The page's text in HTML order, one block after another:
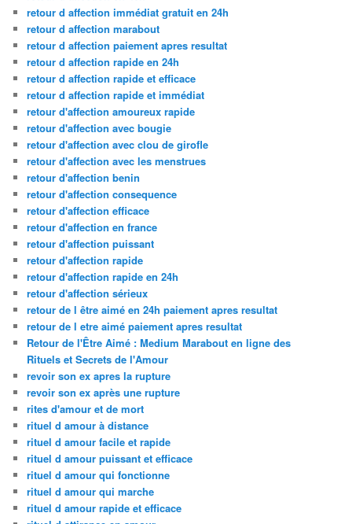
retour d affection immédiat gratuit en 24h
retour d affection marabout
retour d affection paiement apres resultat
retour d affection rapide en 24h
retour d affection rapide et efficace
retour d affection rapide et immédiat
retour d'affection amoureux rapide
retour d'affection avec bougie
retour d'affection avec clou de girofle
retour d'affection avec les menstrues
retour d'affection benin
retour d'affection consequence
retour d'affection efficace
retour d'affection en france
retour d'affection puissant
retour d'affection rapide
retour d'affection rapide en 24h
retour d'affection sérieux
retour de l être aimé en 24h paiement apres resultat
retour de l etre aimé paiement apres resultat
Retour de l'Être Aimé : Medium Marabout en ligne des
Rituels et Secrets de l'Amour
revoir son ex apres la rupture
revoir son ex après une rupture
rites d'amour et de mort
rituel d amour à distance
rituel d amour facile et rapide
rituel d amour puissant et efficace
rituel d amour qui fonctionne
rituel d amour qui marche
rituel d amour rapide et efficace